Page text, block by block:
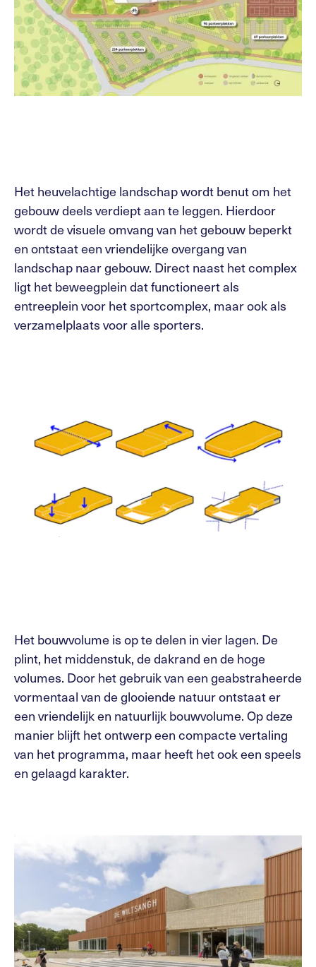
Het heuvelachtige landschap wordt benut om het
gebouw deels verdiept aan te leggen. Hierdoor
wordt de visuele omvang van het gebouw beperkt
en ontstaat een vriendelijke overgang van
landschap naar gebouw. Direct naast het complex
ligt het beweegplein dat functioneert als
entreeplein voor het sportcomplex, maar ook als
verzamelplaats voor alle sporters.
Het bouwvolume is op te delen in vier lagen. De
plint, het middenstuk, de dakrand en de hoge
volumes. Door het gebruik van een geabstraheerde
vormentaal van de glooiende natuur ontstaat er
een vriendelijk en natuurlijk bouwvolume. Op deze
manier blijft het ontwerp een compacte vertaling
van het programma, maar heeft het ook een speels
en gelaagd karakter.